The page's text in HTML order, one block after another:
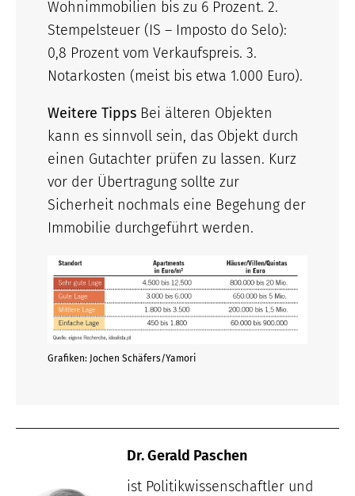
Wohnimmobilien bis zu 6 Prozent. 2.
Stempelsteuer (IS – Imposto do Selo):
0,8 Prozent vom Verkaufspreis. 3.
Notarkosten (meist bis etwa 1.000 Euro).
Weitere Tipps Bei älteren Objekten
kann es sinnvoll sein, das Objekt durch
einen Gutachter prüfen zu lassen. Kurz
vor der Übertragung sollte zur
Sicherheit nochmals eine Begehung der
Immobilie durchgeführt werden.
Grafiken: Jochen Schäfers/Yamori
Dr. Gerald Paschen
ist Politikwissenschaftler und